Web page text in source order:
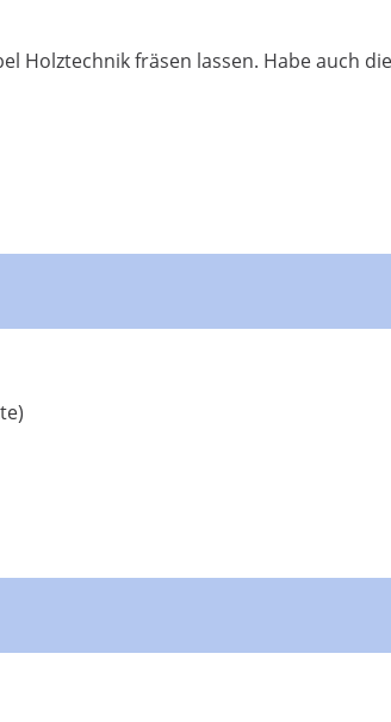
Holztechnik fräsen lassen. Habe auch die